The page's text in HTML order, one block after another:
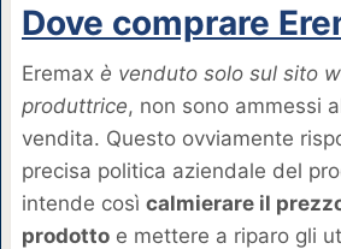
Dove comprare
Eremax è venduto solo sul sito
produttrice, non sono ammessi
vendita. Questo ovviamente
precisa politica aziendale del
intende così calmierare il
prodottoe mettere a riparo gli